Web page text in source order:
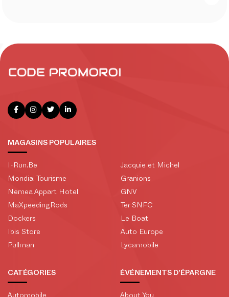
MAGASINS POPULAIRES
I-Run.Be
Mondial Tourisme
Nemea Appart Hotel
MaXpeedingRods
Dockers
Ibis Store
Pullman
Jacquie et Michel
Granions
GNV
Ter SNFC
Le Boat
Auto Europe
Lycamobile
CATÉGORIES
Automobile
ÉVÉNEMENTS D'ÉPARGNE
About You